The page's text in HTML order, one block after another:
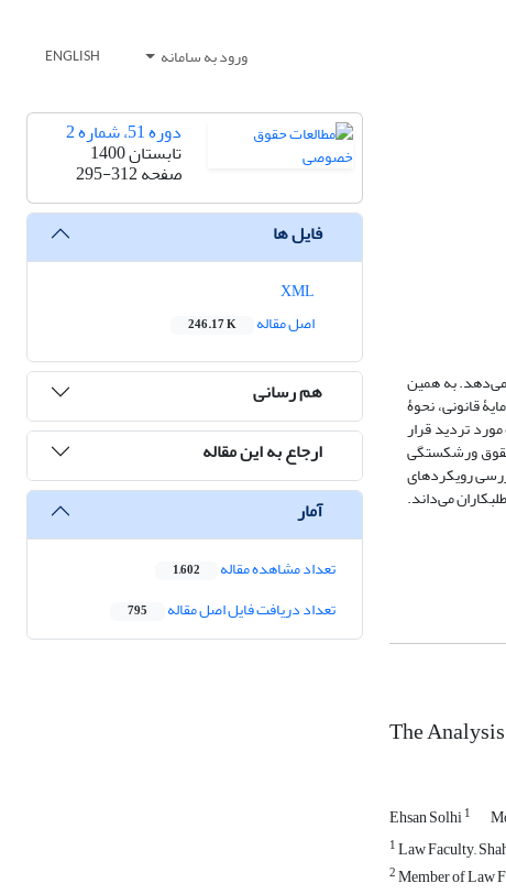
ورود به سامانه ENGLISH
می‌دهد. به همین
قانونی، نحوۀ
تردید قرار
حقوق ورشکستگی
رویکردهای
می‌داند.
The
Ehsan Solhi1
1Law Faculty,,
2Member of Law
دوره 51، شماره 2
تابستان 1400
صفحه295-312
فایل ها
اصل مقاله
246.17 K
هم رسانی
ارجاع به این مقاله
آمار
تعداد مشاهده مقاله 1,602
تعداد دریافت فایل اصل مقاله 795